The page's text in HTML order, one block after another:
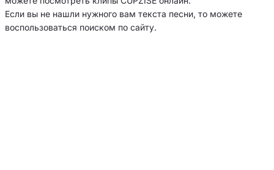
Если вы не нашли нужного вам текста песни, то можете
воспользоваться поиском по сайту.